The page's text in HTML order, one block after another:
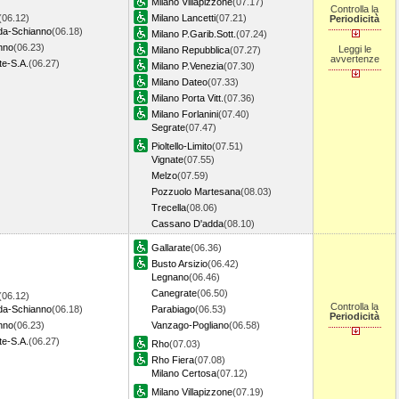
Schianno(06.18)
(06.23)
S.A. (06.27)
Milano Lancetti(07.21)
Milano P.Garib.Sott. (07.24)
Milano Repubblica(07.27)
Milano P.Venezia(07.30)
Milano Dateo(07.33)
Milano Porta Vitt. (07.36)
Milano Forlanini(07.40)
Segrate(07.47)
Pioltello-Limito(07.51)
Vignate(07.55)
Melzo(07.59)
Pozzuolo Martesana(08.03)
Trecella(08.06)
Cassano D'adda(08.10)
Controlla la
Periodicità
Leggi le
avvertenze
Schianno(06.18)
(06.23)
S.A. (06.27)
Gallarate(06.36)
Busto Arsizio(06.42)
Legnano(06.46)
Canegrate(06.50)
Parabiago(06.53)
Vanzago-Pogliano(06.58)
Rho(07.03)
Rho Fiera(07.08)
Milano Certosa(07.12)
Milano Villapizzone(07.19)
Controlla la
Periodicità